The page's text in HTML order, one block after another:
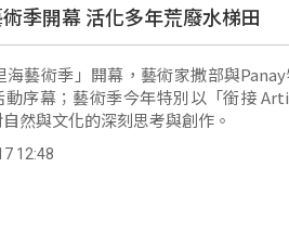
季開幕 活化多年荒廢水梯田
海藝術季」開幕，藝術家撒部與
動序幕；藝術季今年特別以「銜接
然與文化的深刻思考與創作。
12:48